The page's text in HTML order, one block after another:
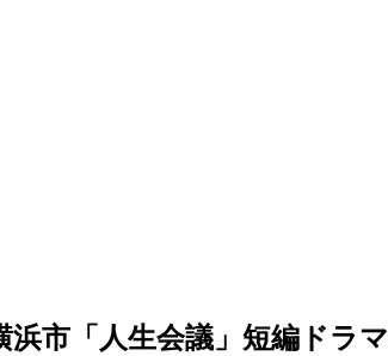
浜市「人生会議」短編ドラマ